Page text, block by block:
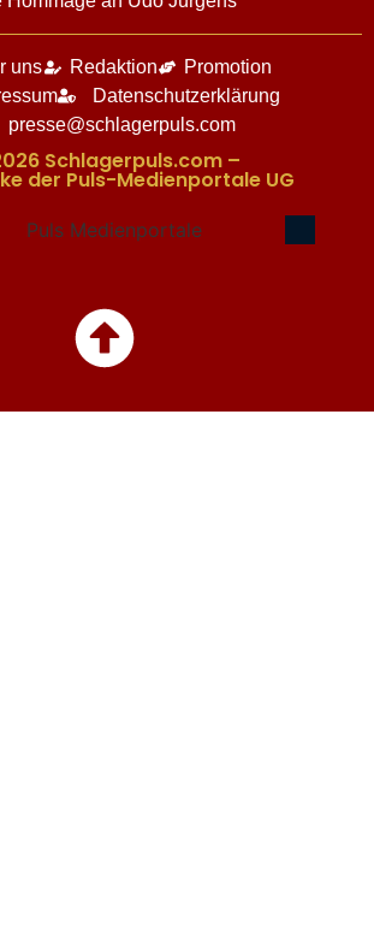
uns Redaktion
Promotion
Datenschutzerklärung
presse@schlagerpuls.com
Schlagerpuls.com –
der Puls-Medienportale UG​